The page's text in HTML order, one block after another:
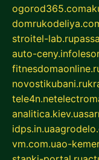
ogorod365.com
stroitel-lab.ru
auto-ceny.info
novostikubani.ru
tele4n.net
analitica.kiev.ua
idps.in.ua
vm.com.uao-